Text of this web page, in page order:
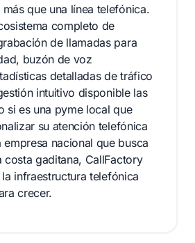
que una línea telefónica.
completo de
de llamadas para
buzón de voz
detalladas de tráfico
intuitivo disponible las
si es una pyme local que
su atención telefónica
nacional que busca
costa gaditana, CallFactory
infraestructura telefónica
crecer.